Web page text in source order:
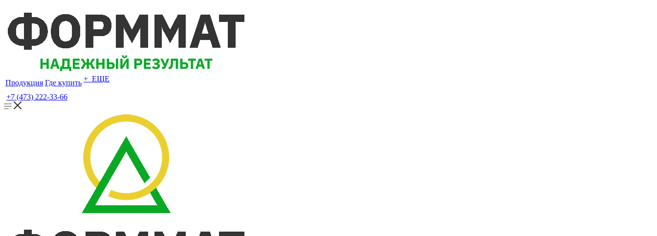
Продукция Где купить + ЕЩЕ
+7 (473) 222-33-66